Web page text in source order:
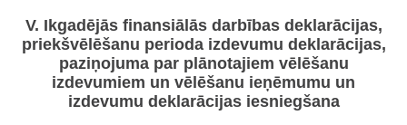
V. Ikgadējās finansiālās darbības deklarācijas,
priekšvēlēšanu perioda izdevumu deklarācijas,
paziņojuma par plānotajiem vēlēšanu
izdevumiem un vēlēšanu ieņēmumu un
izdevumu deklarācijas iesniegšana